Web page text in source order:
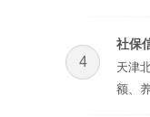
4
社保
天津
额、